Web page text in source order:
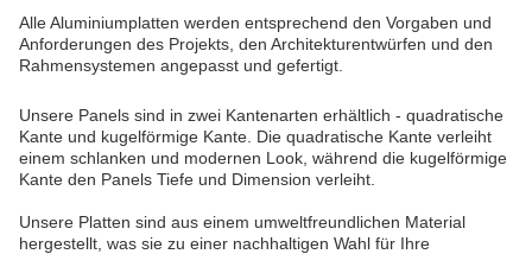
Alle Aluminiumplatten werden entsprechend den Vorgaben und
Anforderungen des Projekts, den Architekturentwürfen und den
Rahmensystemen angepasst und gefertigt.
Unsere Panels sind in zwei Kantenarten erhältlich - quadratische
Kante und kugelförmige Kante. Die quadratische Kante verleiht
einem schlanken und modernen Look, während die kugelförmige
Kante den Panels Tiefe und Dimension verleiht.
Unsere Platten sind aus einem umweltfreundlichen Material
hergestellt, was sie zu einer nachhaltigen Wahl für Ihre